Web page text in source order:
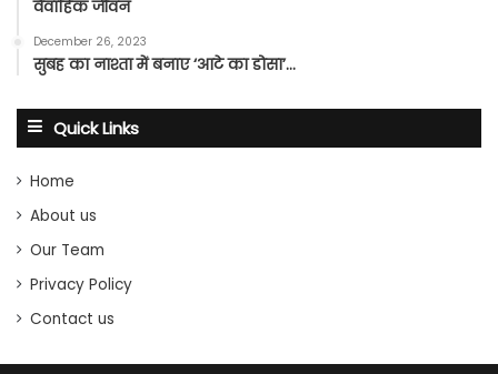
वैवाहिक जीवन
December 26, 2023
सुबह का नाश्ता में बनाए ‘आटे का डोसा’…
Quick Links
Home
About us
Our Team
Privacy Policy
Contact us